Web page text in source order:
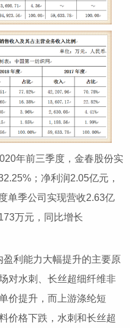
年前三季度，金春股份实
；净利润2.05亿元，
单季公司实现营收2.63亿
万元，同比增长
利能力大幅提升的主要原
对水刺、长丝超细纤维非
价提升，而上游涤纶短
价格下跌，水刺和长丝超